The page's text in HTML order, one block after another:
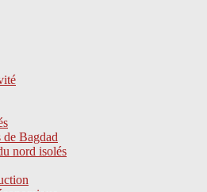
de Bagdad
nord isolés